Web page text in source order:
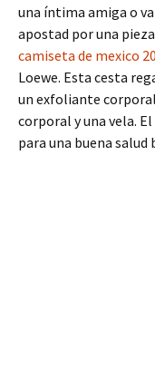
una íntima amiga o
apostad por una
camiseta de mexico
Loewe. Esta cesta
un exfoliante
corporal y una vela.
para una buena salud